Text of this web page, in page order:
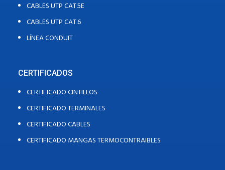
CABLES UTP CAT.5E
CABLES UTP CAT.6
LÍNEA CONDUIT
CERTIFICADOS
CERTIFICADO CINTILLOS
CERTIFICADO TERMINALES
CERTIFICADO CABLES
CERTIFICADO MANGAS TERMOCONTRAIBLES